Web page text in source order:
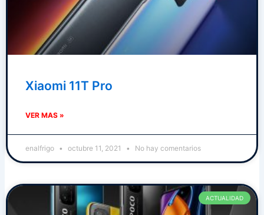
Xiaomi 11T Pro
VER MAS »
enalfrigo octubre 11, 2021 No hay comentarios
ACTUALIDAD